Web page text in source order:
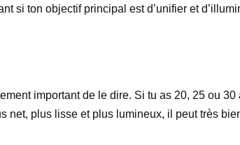
si ton objectif principal est d’unifier et
important de le dire. Si tu as 20, 25 ou
net, plus lisse et plus lumineux, il peut très